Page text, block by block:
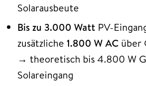
Solarausbeute
Bis zu 3.000 Watt PV-
zusätzliche 1.800 W AC über
→ theoretisch bis 4.800 W
Solareingang